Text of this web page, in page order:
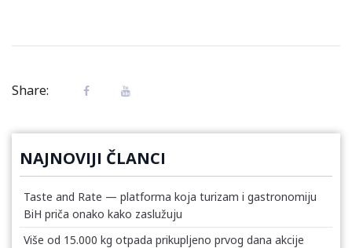
Share:
NAJNOVIJI ČLANCI
Taste and Rate — platforma koja turizam i gastronomiju
BiH priča onako kako zaslužuju
Više od 15.000 kg otpada prikupljeno prvog dana akcije